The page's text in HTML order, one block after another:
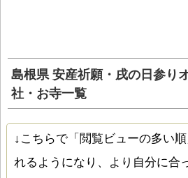
島根県 安産祈願・戌の日参り
社・お寺一覧
↓こちらで「閲覧ビューの多い
れるようになり、より自分に合